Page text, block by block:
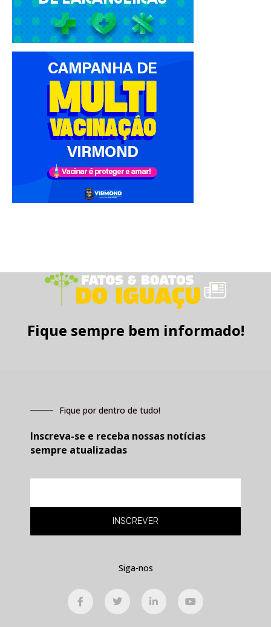
Fique sempre bem informado!
Fique por dentro de tudo!
Inscreva-se e receba nossas notícias
sempre atualizadas
INSCREVER
Siga-nos
F
a
c
T
w
i
L
i
n
Y
o
u